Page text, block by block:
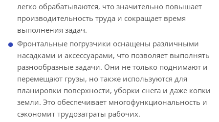
легко обрабатываются, что значительно повышает
производительность труда и сокращает время
выполнения задач.
Фронтальные погрузчики оснащены различными
насадками и аксессуарами, что позволяет выполнять
разнообразные задачи. Они не только поднимают и
перемещают грузы, но также используются для
планировки поверхности, уборки снега и даже копки
земли. Это обеспечивает многофункциональность и
сэкономит трудозатраты рабочих.